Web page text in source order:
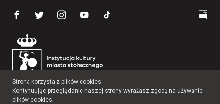
Strona korzysta z plików cookies.
Kontynuując przeglądanie naszej strony wyrażasz zgodę na używanie
plików cookies.